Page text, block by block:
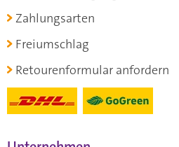
Zahlungsarten
Freiumschlag
Retourenformular anfordern